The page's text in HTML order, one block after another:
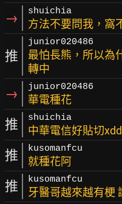
→ shuichia
方法不要問我，窩
推
junior020486
最怕長熊，所以為
轉中
→ junior020486
華電種花
推 shuichia
中華電信好貼切
推 kusomanfcu
就種花阿
推 kusomanfcu
牙醫哥越來越有梗